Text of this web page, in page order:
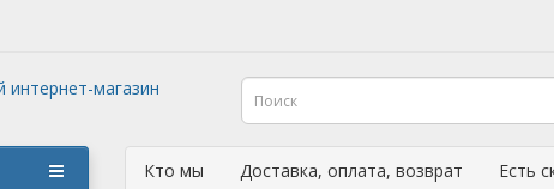
Кто мы Доставка, оплата, возврат Есть